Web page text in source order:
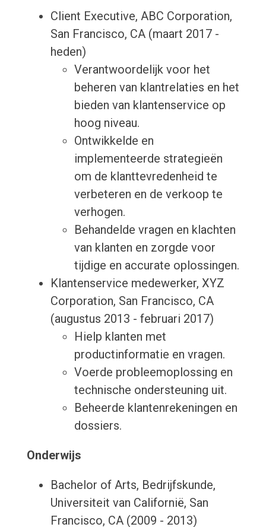
Client Executive, ABC Corporation,
San Francisco, CA (maart 2017 -
heden)
Verantwoordelijk voor het
beheren van klantrelaties en het
bieden van klantenservice op
hoog niveau.
Ontwikkelde en
implementeerde strategieën
om de klanttevredenheid te
verbeteren en de verkoop te
verhogen.
Behandelde vragen en klachten
van klanten en zorgde voor
tijdige en accurate oplossingen.
Klantenservice medewerker, XYZ
Corporation, San Francisco, CA
(augustus 2013 - februari 2017)
Hielp klanten met
productinformatie en vragen.
Voerde probleemoplossing en
technische ondersteuning uit.
Beheerde klantenrekeningen en
dossiers.
Onderwijs
Bachelor of Arts, Bedrijfskunde,
Universiteit van Californië, San
Francisco, CA (2009 - 2013)